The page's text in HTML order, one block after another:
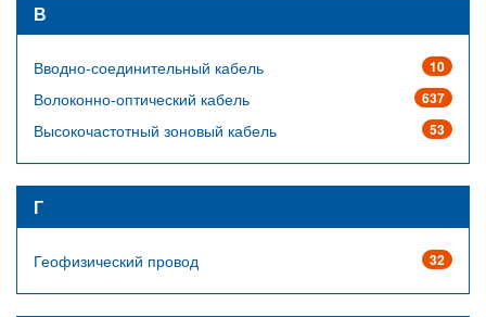
В
10
Вводно-соединительный кабель
637
Волоконно-оптический кабель
53
Высокочастотный зоновый кабель
Г
32
Геофизический провод